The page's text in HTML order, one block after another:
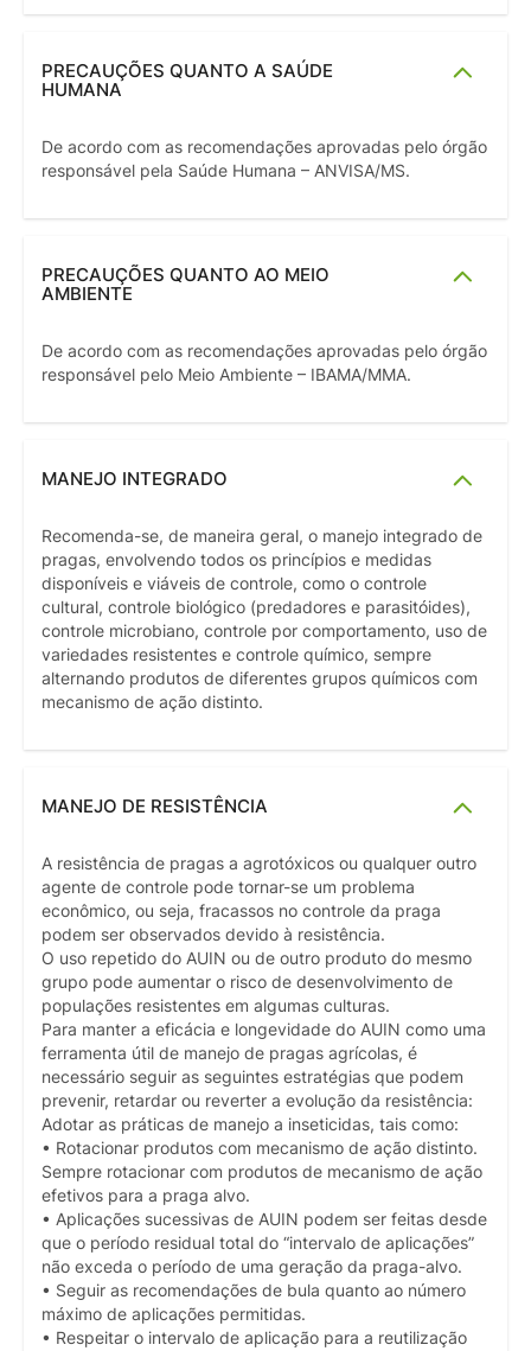
PRECAUÇÕES QUANTO A SAÚDE
HUMANA
De acordo com as recomendações aprovadas pelo órgão
responsável pela Saúde Humana – ANVISA/MS.
PRECAUÇÕES QUANTO AO MEIO
AMBIENTE
De acordo com as recomendações aprovadas pelo órgão
responsável pelo Meio Ambiente – IBAMA/MMA.
MANEJO INTEGRADO
Recomenda-se, de maneira geral, o manejo integrado de
pragas, envolvendo todos os princípios e medidas
disponíveis e viáveis de controle, como o controle
cultural, controle biológico (predadores e parasitóides),
controle microbiano, controle por comportamento, uso de
variedades resistentes e controle químico, sempre
alternando produtos de diferentes grupos químicos com
mecanismo de ação distinto.
MANEJO DE RESISTÊNCIA
A resistência de pragas a agrotóxicos ou qualquer outro
agente de controle pode tornar-se um problema
econômico, ou seja, fracassos no controle da praga
podem ser observados devido à resistência.
O uso repetido do AUIN ou de outro produto do mesmo
grupo pode aumentar o risco de desenvolvimento de
populações resistentes em algumas culturas.
Para manter a eficácia e longevidade do AUIN como uma
ferramenta útil de manejo de pragas agrícolas, é
necessário seguir as seguintes estratégias que podem
prevenir, retardar ou reverter a evolução da resistência:
Adotar as práticas de manejo a inseticidas, tais como:
• Rotacionar produtos com mecanismo de ação distinto.
Sempre rotacionar com produtos de mecanismo de ação
efetivos para a praga alvo.
• Aplicações sucessivas de AUIN podem ser feitas desde
que o período residual total do “intervalo de aplicações”
não exceda o período de uma geração da praga-alvo.
• Seguir as recomendações de bula quanto ao número
máximo de aplicações permitidas.
• Respeitar o intervalo de aplicação para a reutilização